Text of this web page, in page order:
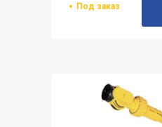
Под заказ